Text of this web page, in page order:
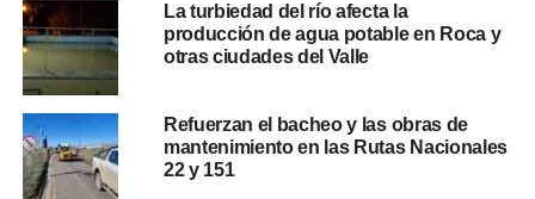
La turbiedad del río afecta la
producción de agua potable en Roca y
otras ciudades del Valle
Refuerzan el bacheo y las obras de
mantenimiento en las Rutas Nacionales
22 y 151